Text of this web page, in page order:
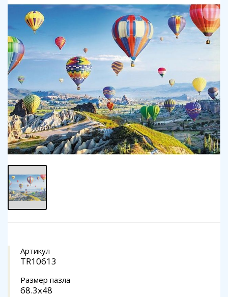
Артикул
TR10613
Размер пазла
68.3x48